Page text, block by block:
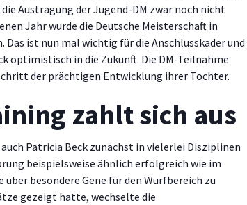
Austragung der Jugend-DM zwar noch nicht
Jahr wurde die Deutsche Meisterschaft in
Das ist nun mal wichtig für die Anschlusskader und
optimistisch in die Zukunft. Die DM-Teilnahme
der prächtigen Entwicklung ihrer Tochter.
zahlt sich aus
Patricia Beck zunächst in vielerlei Disziplinen
beispielsweise ähnlich erfolgreich wie im
besondere Gene für den Wurfbereich zu
gezeigt hatte, wechselte die